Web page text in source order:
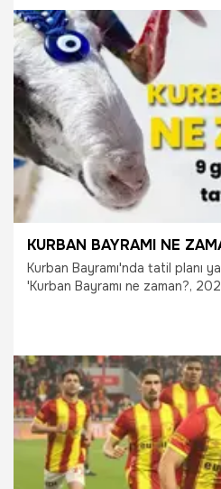
Bayramı resmi tatili 4,5 gün,
mı? İşte Kültür ve Turizm
soruya verdiği cevap...
4.05.2026 Gündem
Kurban Bayramı'nda tatil planı
'Kurban Bayramı ne zaman?,
uzatıldı. Peki 2026 Kurban
İşte merak edilen tüm bu
16.04.2026 Gündem